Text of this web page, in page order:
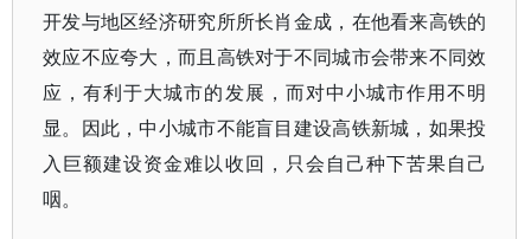
开发与地区经济研究所所长肖金成，在他看来高铁的
效应不应夸大，而且高铁对于不同城市会带来不同效
应，有利于大城市的发展，而对中小城市作用不明
显。因此，中小城市不能盲目建设高铁新城，如果投
入巨额建设资金难以收回，只会自己种下苦果自己
咽。